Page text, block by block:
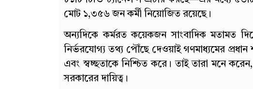
মোট ১,৩৫৬ জন কর্মী নিয়োজিত রয়েছে।
অন্যদিকে কর্মরত কয়েকজন সাংবাদিক মতামত
নির্ভরযোগ্য তথ্য পৌঁছে দেওয়াই গণমাধ্যমের
এবং স্বচ্ছতাকে নিশ্চিত করে। তাই তারা মনে
সরকারের দায়িত্ব।